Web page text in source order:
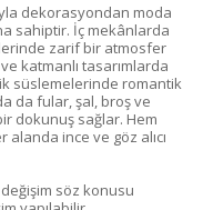
dekorasyondan moda
sahiptir. İç mekânlarda
zarif bir atmosfer
katmanlı tasarımlarda
süslemelerinde romantik
da fular, şal, broş ve
dokunuş sağlar. Hem
ince ve göz alıcı
söz konusu